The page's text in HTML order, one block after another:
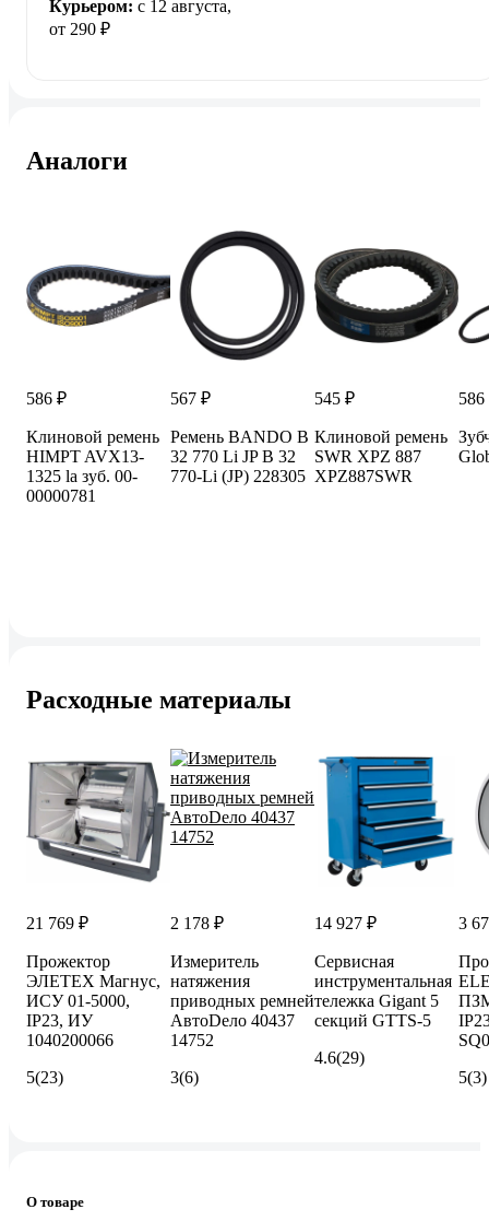
Курьером: c 12 августа,
от 290 ₽
Аналоги
586 ₽
Клиновой ремень
HIMPT AVX13-
1325 la зуб. 00-
00000781
567 ₽
Ремень BANDO B
32 770 Li JP B 32
770-Li (JP) 228305
545 ₽
Клиновой ремень
SWR XPZ 887
XPZ887SWR
586
Расходные материалы
21 769 ₽
Прожектор
ЭЛЕТЕХ Магнус,
ИСУ 01-5000,
IP23, ИУ
1040200066
5(23)
2 178 ₽
Измеритель
натяжения
приводных ремней
АвтоDело 40437
14752
3(6)
14 927 ₽
Сервисная
инструментальная
тележка Gigant 5
секций GTTS-5
4.6(29)
3
5(3)
О товаре